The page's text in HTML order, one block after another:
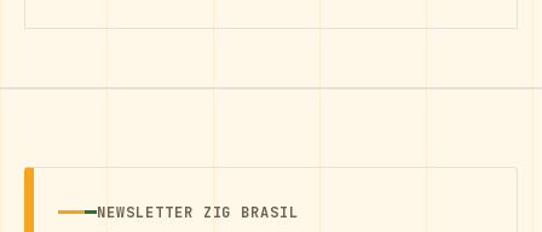
NEWSLETTER ZIG BRASIL